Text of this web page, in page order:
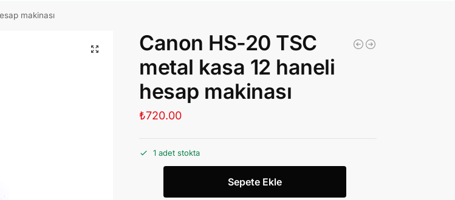
makinası
Canon HS-20 TSC
metal kasa 12 haneli
hesap makinası
₺720.00
1 adet stokta
Sepete Ekle